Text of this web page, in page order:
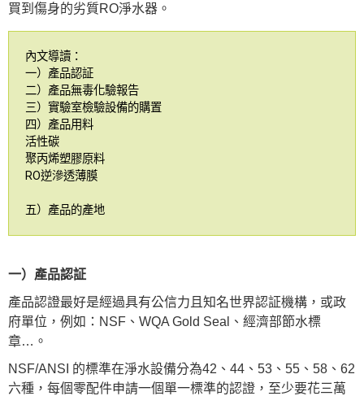
買到傷身的劣質RO淨水器。
內文導讀：
一）產品認証
二）產品無毒化驗報告
三）實驗室檢驗設備的購置
四）產品用料
活性碳
聚丙烯塑膠原料
RO逆滲透薄膜
五）產品的產地
一）產品認証
產品認證最好是經過具有公信力且知名世界認証機構，或政
府單位，例如：NSF、WQA Gold Seal、經濟部節水標
章…。
NSF/ANSI 的標準在淨水設備分為42、44、53、55、58、62
六種，每個零配件申請一個單一標準的認證，至少要花三萬